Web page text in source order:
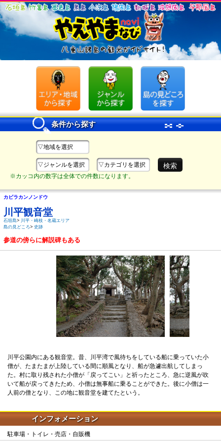
条件から探す
▽地域を選択
▽ジャンルを選択
▽カテゴリを選択
※カッコ内の数字は全体での件数になります。
カビラカンノンドウ
川平観音堂
石垣島> 川平・崎枝・名蔵エリア
島の見どころ> 史跡
参道の傍らに解説碑もある
川平公園内にある観音堂。昔、川平湾で風待ちをしている船に乗っていた小
僧が、たまたまが上陸している間に順風となり、船が急遽出航してしまっ
た。村に取り残された小僧が「戻ってこい」と祈ったところ、急に逆風が吹
いて船が戻ってきたため、小僧は無事船に乗ることができた。後に小僧は一
人前の僧となり、この地に観音堂を建てたという。
インフォメーション
駐車場・トイレ・売店・自販機